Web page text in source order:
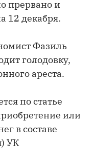
прервано и
12 декабря.
Фазиль
голодовку,
ареста.
по статье
или
в составе
УК